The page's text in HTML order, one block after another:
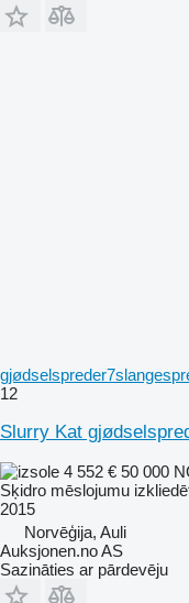
12
Slurry Kat
4 552 € 50 000
Sķidro mēslojumu
2015
Norvēģija, Auli
Auksjonen.no AS
Sazināties ar pārdevēju